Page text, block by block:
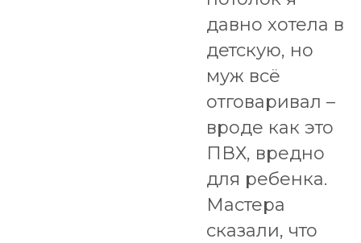
давно хотела в
детскую, но
муж всё
отговаривал –
вроде как это
ПВХ, вредно
для ребенка.
Мастера
сказали, что